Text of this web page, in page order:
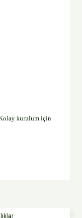
kurulum için